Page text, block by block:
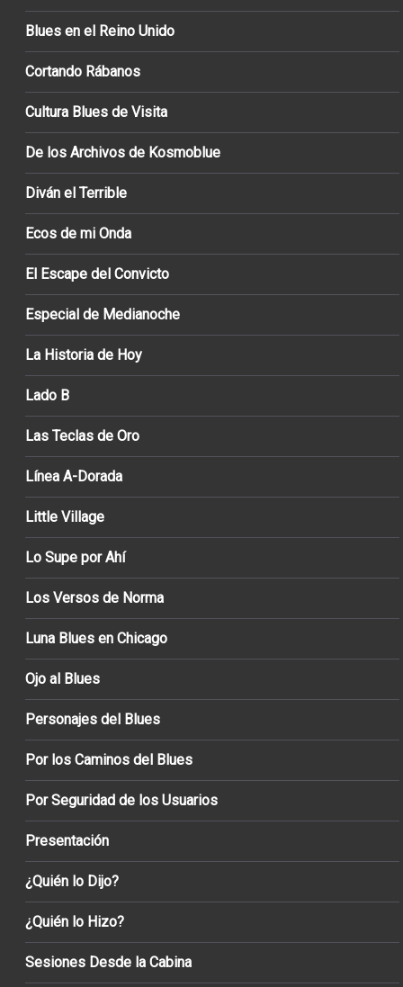
Blues en el Reino Unido
Cortando Rábanos
Cultura Blues de Visita
De los Archivos de Kosmoblue
Diván el Terrible
Ecos de mi Onda
El Escape del Convicto
Especial de Medianoche
La Historia de Hoy
Lado B
Las Teclas de Oro
Línea A-Dorada
Little Village
Lo Supe por Ahí
Los Versos de Norma
Luna Blues en Chicago
Ojo al Blues
Personajes del Blues
Por los Caminos del Blues
Por Seguridad de los Usuarios
Presentación
¿Quién lo Dijo?
¿Quién lo Hizo?
Sesiones Desde la Cabina